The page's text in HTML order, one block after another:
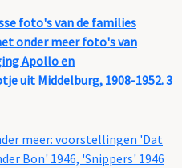
foto's van de families
onder meer foto's van
Apollo en
uit Middelburg, 1908-1952. 3
meer: voorstellingen 'Dat
Bon' 1946, 'Snippers' 1946